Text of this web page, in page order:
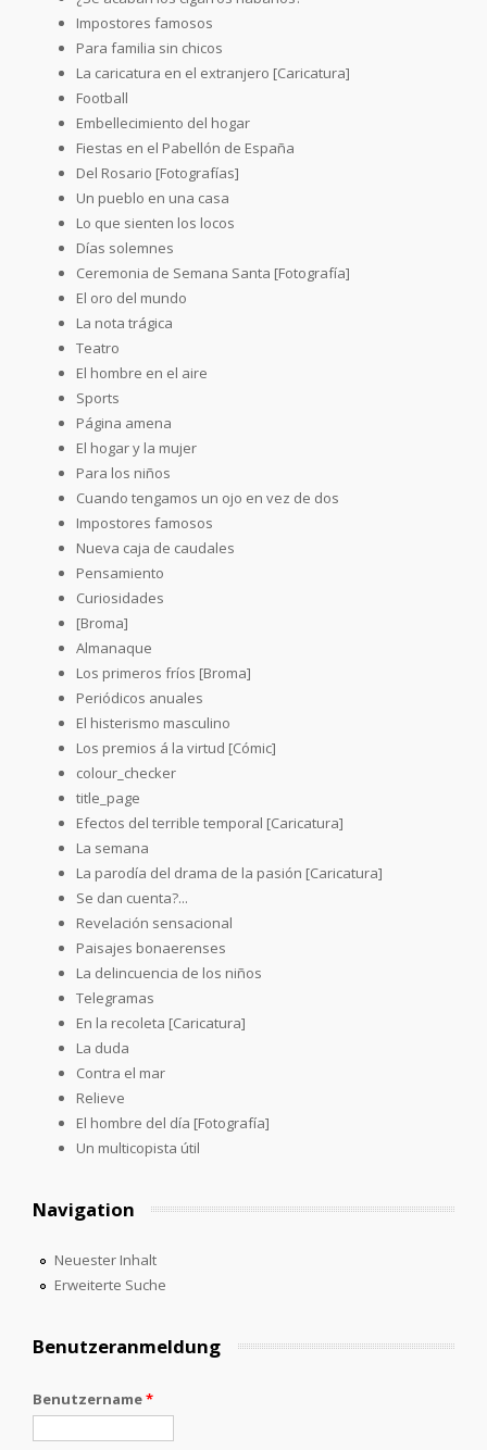
Impostores famosos
Para familia sin chicos
La caricatura en el extranjero [Caricatura]
Football
Embellecimiento del hogar
Fiestas en el Pabellón de España
Del Rosario [Fotografías]
Un pueblo en una casa
Lo que sienten los locos
Días solemnes
Ceremonia de Semana Santa [Fotografía]
El oro del mundo
La nota trágica
Teatro
El hombre en el aire
Sports
Página amena
El hogar y la mujer
Para los niños
Cuando tengamos un ojo en vez de dos
Impostores famosos
Nueva caja de caudales
Pensamiento
Curiosidades
[Broma]
Almanaque
Los primeros fríos [Broma]
Periódicos anuales
El histerismo masculino
Los premios á la virtud [Cómic]
colour_checker
title_page
Efectos del terrible temporal [Caricatura]
La semana
La parodía del drama de la pasión [Caricatura]
Se dan cuenta?...
Revelación sensacional
Paisajes bonaerenses
La delincuencia de los niños
Telegramas
En la recoleta [Caricatura]
La duda
Contra el mar
Relieve
El hombre del día [Fotografía]
Un multicopista útil
Navigation
Neuester Inhalt
Erweiterte Suche
Benutzeranmeldung
Benutzername*